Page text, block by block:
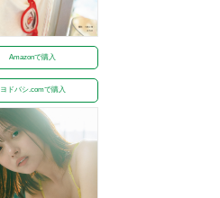
Amazonで購入
ヨドバシ.comで購入